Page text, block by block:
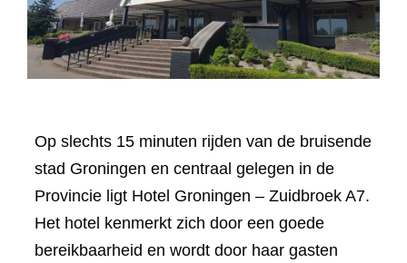
Op slechts 15 minuten rijden van de bruisende
stad Groningen en centraal gelegen in de
Provincie ligt Hotel Groningen – Zuidbroek A7.
Het hotel kenmerkt zich door een goede
bereikbaarheid en wordt door haar gasten